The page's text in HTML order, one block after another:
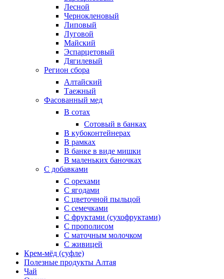
Лесной
Чернокленовый
Липовый
Луговой
Майский
Эспарцетовый
Дягилевый
Регион сбора
Алтайский
Таежный
Фасованный мед
В сотах
Сотовый в банках
В кубоконтейнерах
В рамках
В банке в виде мишки
В маленьких баночках
С добавками
С орехами
С ягодами
С цветочной пыльцой
С семечками
С фруктами (сухофруктами)
С прополисом
С маточным молочком
С живицей
Крем-мёд (суфле)
Полезные продукты Алтая
Чай